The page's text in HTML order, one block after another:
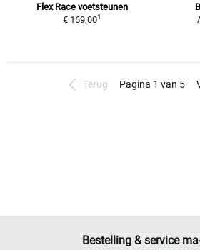
Flex Race voetsteunen
€ 169,001
Terug Pagina 1 van 5
Bestelling & service